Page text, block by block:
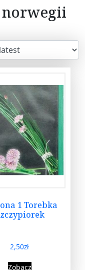
1 Torebka
2,50zł
Zobacz